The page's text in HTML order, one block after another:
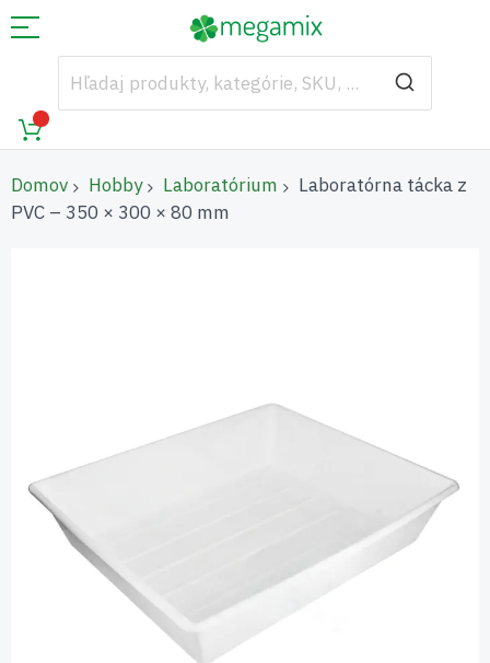
Domov Hobby Laboratórium
Laboratórna tácka z
PVC – 350 × 300 × 80 mm